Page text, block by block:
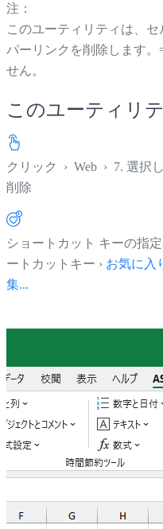
注：
このユーティリティは、
パーリンクを削除します
せん。
このユーティリ
クリック › Web › 7. 選択
削除
ショートカット キーの指
ートカットキー › お気に入
集...